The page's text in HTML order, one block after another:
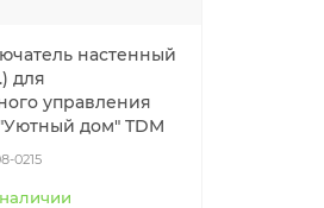
настенный
для
управления
дом" TDM
0215